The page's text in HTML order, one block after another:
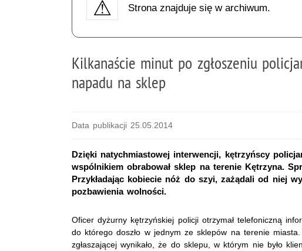
Strona znajduje się w archiwum.
Kilkanaście minut po zgłoszeniu
napadu na sklep
Data publikacji 25.05.2014
Dzięki natychmiastowej interwencji, kętrzyńscy
wspólnikiem obrabował sklep na terenie Kętrzyna.
Przykładając kobiecie nóż do szyi, zażądali od niej
pozbawienia wolności.
Oficer dyżurny kętrzyńskiej policji otrzymał telefoniczną
do którego doszło w jednym ze sklepów na terenie
zgłaszającej wynikało, że do sklepu, w którym nie było